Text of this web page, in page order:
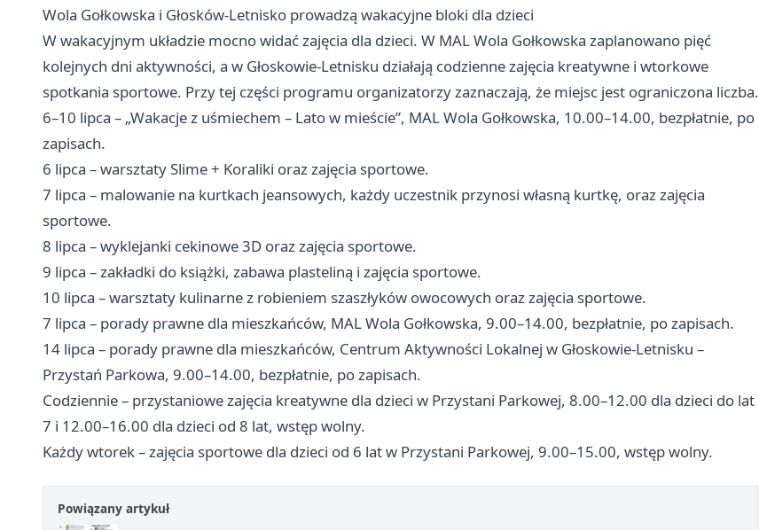
Wola Gołkowska i Głosków-Letnisko prowadzą wakacyjne bloki dla dzieci
W wakacyjnym układzie mocno widać zajęcia dla dzieci. W MAL Wola Gołkowska zaplanowano pięć
kolejnych dni aktywności, a w Głoskowie-Letnisku działają codzienne zajęcia kreatywne i wtorkowe
spotkania sportowe. Przy tej części programu organizatorzy zaznaczają, że miejsc jest ograniczona liczba.
6–10 lipca – „Wakacje z uśmiechem – Lato w mieście”, MAL Wola Gołkowska, 10.00–14.00, bezpłatnie, po
zapisach.
6 lipca – warsztaty Slime + Koraliki oraz zajęcia sportowe.
7 lipca – malowanie na kurtkach jeansowych, każdy uczestnik przynosi własną kurtkę, oraz zajęcia
sportowe.
8 lipca – wyklejanki cekinowe 3D oraz zajęcia sportowe.
9 lipca – zakładki do książki, zabawa plasteliną i zajęcia sportowe.
10 lipca – warsztaty kulinarne z robieniem szaszłyków owocowych oraz zajęcia sportowe.
7 lipca – porady prawne dla mieszkańców, MAL Wola Gołkowska, 9.00–14.00, bezpłatnie, po zapisach.
14 lipca – porady prawne dla mieszkańców, Centrum Aktywności Lokalnej w Głoskowie-Letnisku –
Przystań Parkowa, 9.00–14.00, bezpłatnie, po zapisach.
Codziennie – przystaniowe zajęcia kreatywne dla dzieci w Przystani Parkowej, 8.00–12.00 dla dzieci do lat
7 i 12.00–16.00 dla dzieci od 8 lat, wstęp wolny.
Każdy wtorek – zajęcia sportowe dla dzieci od 6 lat w Przystani Parkowej, 9.00–15.00, wstęp wolny.
Powiązany artykuł